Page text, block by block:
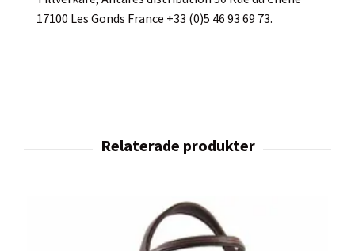
17100 Les Gonds France +33 (0)5 46 93 69 73.